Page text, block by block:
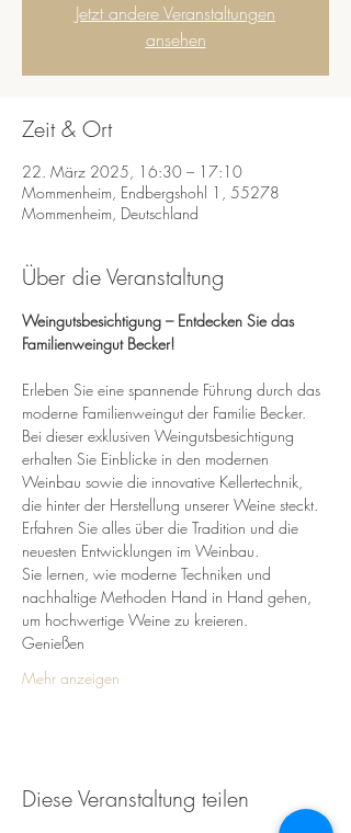
Jetzt andere Veranstaltungen
ansehen
Zeit & Ort
22. März 2025, 16:30 – 17:10
Mommenheim, Endbergshohl 1, 55278
Mommenheim, Deutschland
Über die Veranstaltung
Weingutsbesichtigung – Entdecken Sie das
Familienweingut Becker!
Erleben Sie eine spannende Führung durch das
moderne Familienweingut der Familie Becker.
Bei dieser exklusiven Weingutsbesichtigung
erhalten Sie Einblicke in den modernen
Weinbau sowie die innovative Kellertechnik,
die hinter der Herstellung unserer Weine steckt.
Erfahren Sie alles über die Tradition und die
neuesten Entwicklungen im Weinbau.
Sie lernen, wie moderne Techniken und
nachhaltige Methoden Hand in Hand gehen,
um hochwertige Weine zu kreieren.
Genießen
Mehr anzeigen
Diese Veranstaltung teilen